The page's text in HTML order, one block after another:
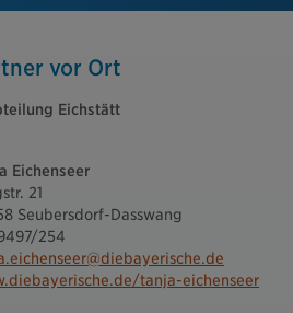
vor Ort
Eichstätt
Eichenseer
21
Seubersdorf-Dasswang
254
tanja-eichenseer